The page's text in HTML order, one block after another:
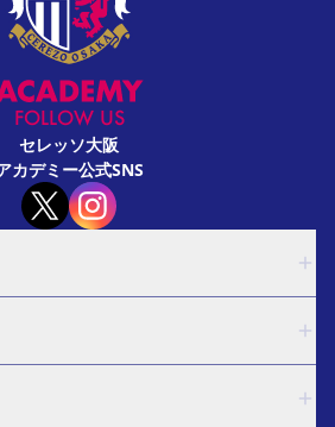
FOLLOW US
セレッソ大阪
カデミー公式SNS